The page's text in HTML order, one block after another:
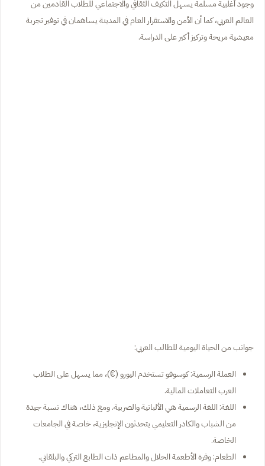
وجود أغلبية مسلمة يسهل التكيف الثقافي والاجتماعي للطلاب القادمين من
العالم العربي، كما أن الأمن والاستقرار العام في المدينة يساهمان في توفير تجربة
معيشية مريحة وتركيز أكبر على الدراسة.
جوانب من الحياة اليومية للطالب العربي:
العملة الرسمية: كوسوفو تستخدم اليورو (€)، مما يسهل على الطلاب
العرب التعاملات المالية.
اللغة: اللغة الرسمية هي الألبانية والصربية. ومع ذلك، هناك نسبة جيدة
من الشباب والكادر التعليمي يتحدثون الإنجليزية، خاصة في الجامعات
الخاصة.
الطعام: وفرة الأطعمة الحلال والمطاعم ذات الطابع التركي والبلقاني.